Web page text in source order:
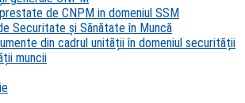
de CNPM in domeniul SSM
Securitate și Sănătate în Muncă
din cadrul unității în domeniul securității
muncii